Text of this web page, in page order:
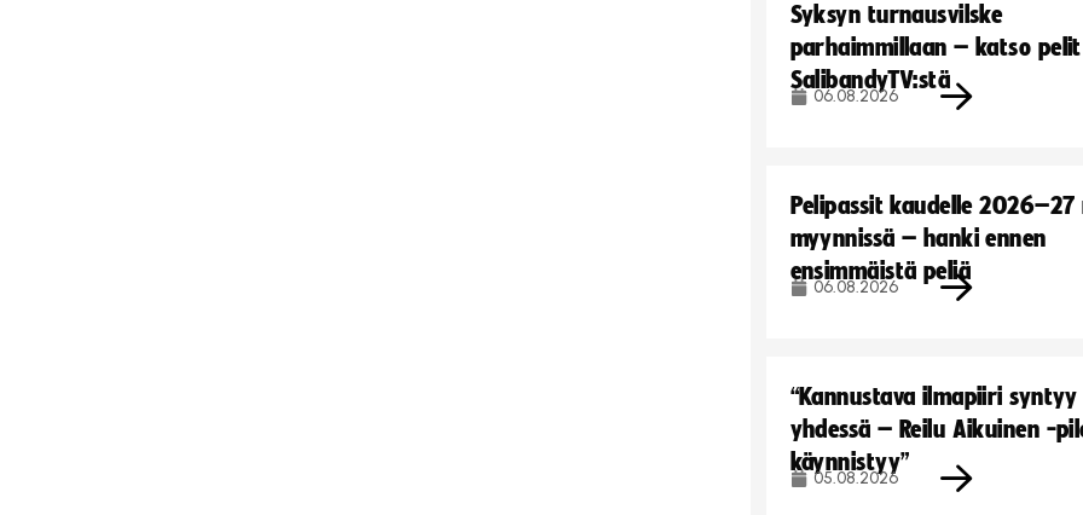
Syksyn turnausvilske
parhaimmillaan – katso pelit
SalibandyTV:stä
06.08.2026
Pelipassit kaudelle
myynnissä – hanki ennen
ensimmäistä peliä
06.08.2026
“Kannustava ilmapiiri syntyy
yhdessä – Reilu Aikuinen -
käynnistyy”
05.08.2026